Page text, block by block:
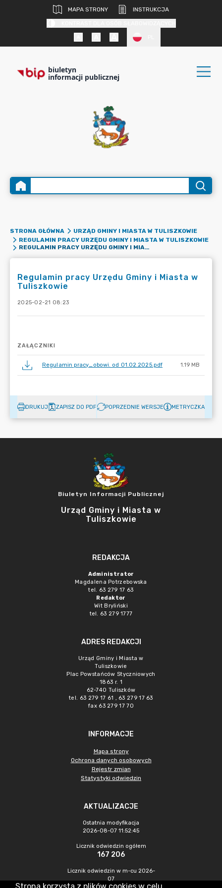
MAPA STRONY
INSTRUKCJA
biuletyn
informacji publicznej
STRONA GŁÓWNA
URZĄD GMINY I MIASTA W TULISZKOWIE
REGULAMIN PRACY URZĘDU GMINY I MIASTA W TULISZKOWIE
REGULAMIN PRACY URZĘDU GMINY I MIASTA W TULISZKOWIE
Regulamin pracy Urzędu Gminy i Miasta w
Tuliszkowie
2025-02-21 08:23
ZAŁĄCZNIKI
Regulamin pracy_obowi. od 01.02.2025.pdf 1.19 MB
DRUKUJ ZAPISZ DO PDF POPRZEDNIE WERSJE METRYCZKA
Biuletyn Informacji Publicznej
Urząd Gminy i Miasta w
Tuliszkowie
REDAKCJA
Administrator
Magdalena Potrzebowska
tel. 63 279 17 63
Redaktor
Wit Bryliński
tel. 63 279 1777
ADRES REDAKCJI
Urząd Gminy i Miasta w
Tuliszkowie
Plac Powstańców Styczniowych
1863 r. 1
62-740 Tuliszków
tel. 63 279 17 61 , 63 279 17 63
fax 63 279 17 70
INFORMACJE
Mapa strony
Ochrona danych osobowych
Rejestr zmian
Statystyki odwiedzin
AKTUALIZACJE
Ostatnia modyfikacja
2026-08-07 11:52:45
Licznik odwiedzin ogółem
167 206
Licznik odwiedzin w m-cu 2026-
07